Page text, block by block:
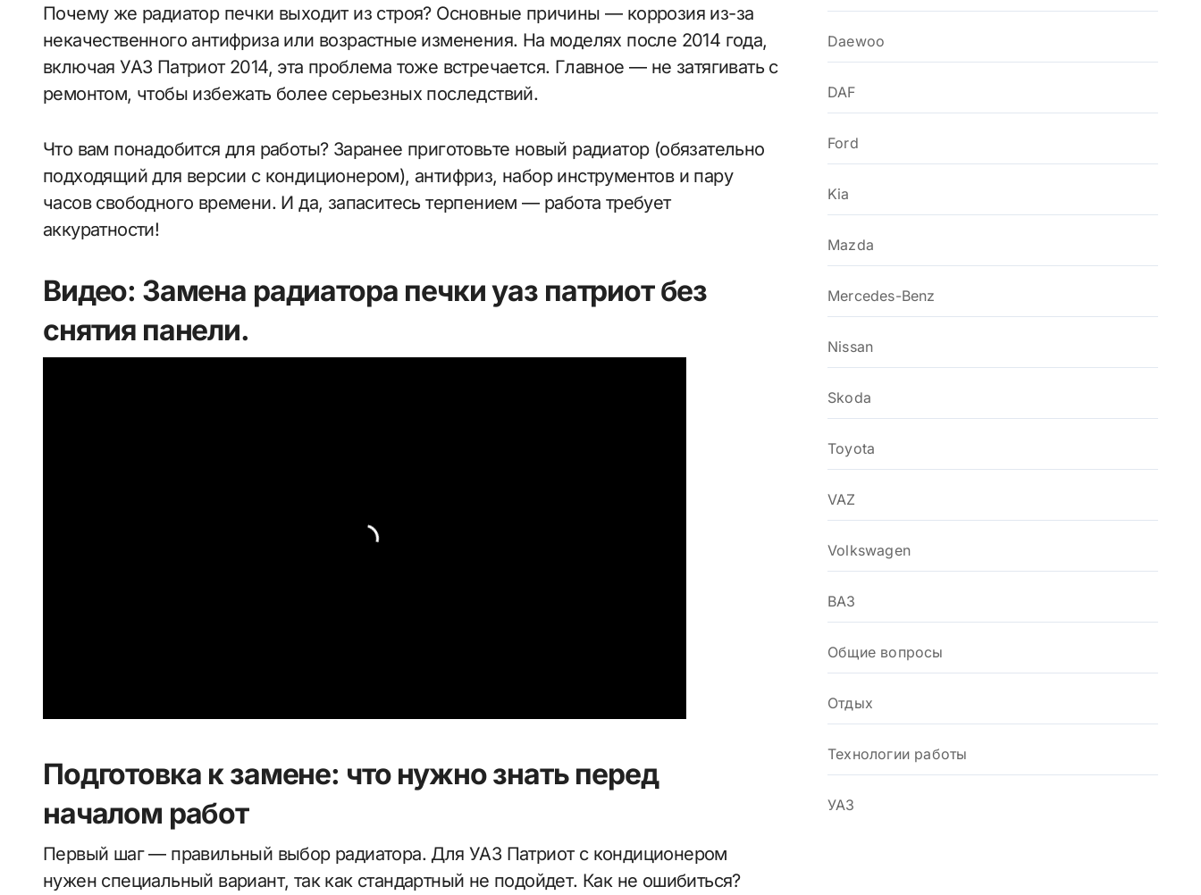
Почему же радиатор печки выходит из строя? Основные причины — коррозия из-за
некачественного антифриза или возрастные изменения. На моделях после 2014 года,
включая УАЗ Патриот 2014, эта проблема тоже встречается. Главное — не затягивать с
ремонтом, чтобы избежать более серьезных последствий.
Что вам понадобится для работы? Заранее приготовьте новый радиатор (обязательно
подходящий для версии с кондиционером), антифриз, набор инструментов и пару
часов свободного времени. И да, запаситесь терпением — работа требует
аккуратности!
Видео: Замена радиатора печки уаз патриот без
снятия панели.
Подготовка к замене: что нужно знать перед
началом работ
Первый шаг — правильный выбор радиатора. Для УАЗ Патриот с кондиционером
нужен специальный вариант, так как стандартный не подойдет. Как не ошибиться?
Daewoo
DAF
Ford
Kia
Mazda
Mercedes-Benz
Nissan
Skoda
Toyota
VAZ
Volkswagen
ВАЗ
Общие вопросы
Отдых
Технологии работы
УАЗ